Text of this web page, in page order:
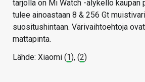
tarjolla on Mi Watch -älykello kaupan
tulee ainoastaan 8 & 256 Gt
suositushintaan. Värivaihtoehtoja
mattapinta.
Lähde: Xiaomi (1), (2)